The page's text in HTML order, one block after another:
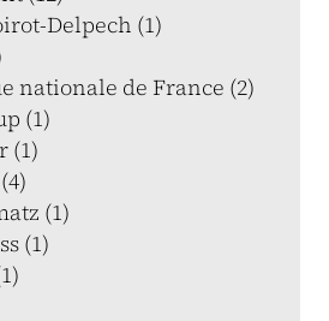
Delpech (1)
nationale de France (2)
(1)
(1)
(1)
(1)